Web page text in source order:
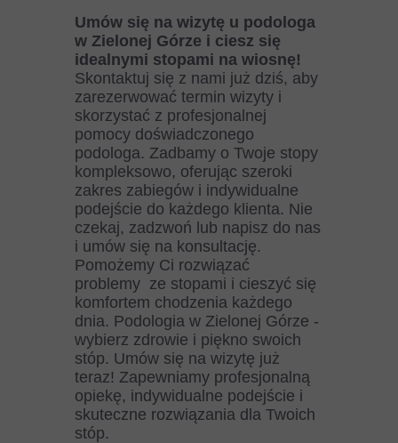
Umów się na wizytę u podologa
w Zielonej Górze i ciesz się
idealnymi stopami na wiosnę!
Skontaktuj się z nami już dziś, aby
zarezerwować termin wizyty i
skorzystać z profesjonalnej
pomocy doświadczonego
podologa. Zadbamy o Twoje stopy
kompleksowo, oferując szeroki
zakres zabiegów i indywidualne
podejście do każdego klienta. Nie
czekaj, zadzwoń lub napisz do nas
i umów się na konsultację.
Pomożemy Ci rozwiązać
problemy ze stopami i cieszyć się
komfortem chodzenia każdego
dnia. Podologia w Zielonej Górze -
wybierz zdrowie i piękno swoich
stóp. Umów się na wizytę już
teraz! Zapewniamy profesjonalną
opiekę, indywidualne podejście i
skuteczne rozwiązania dla Twoich
stóp.